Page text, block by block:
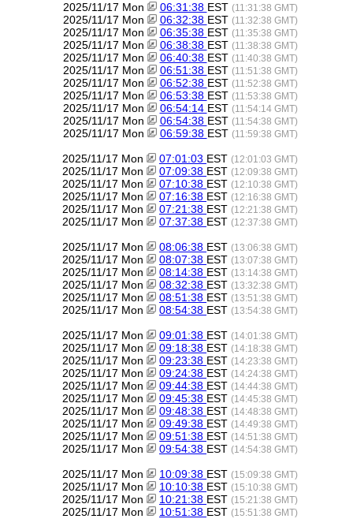
2025/11/17 Mon 06:31:38 EST (11:31:38 GMT)
2025/11/17 Mon 06:32:38 EST (11:32:38 GMT)
2025/11/17 Mon 06:35:38 EST (11:35:38 GMT)
2025/11/17 Mon 06:38:38 EST (11:38:38 GMT)
2025/11/17 Mon 06:40:38 EST (11:40:38 GMT)
2025/11/17 Mon 06:51:38 EST (11:51:38 GMT)
2025/11/17 Mon 06:52:38 EST (11:52:38 GMT)
2025/11/17 Mon 06:53:38 EST (11:53:38 GMT)
2025/11/17 Mon 06:54:14 EST (11:54:14 GMT)
2025/11/17 Mon 06:54:38 EST (11:54:38 GMT)
2025/11/17 Mon 06:59:38 EST (11:59:38 GMT)
2025/11/17 Mon 07:01:03 EST (12:01:03 GMT)
2025/11/17 Mon 07:09:38 EST (12:09:38 GMT)
2025/11/17 Mon 07:10:38 EST (12:10:38 GMT)
2025/11/17 Mon 07:16:38 EST (12:16:38 GMT)
2025/11/17 Mon 07:21:38 EST (12:21:38 GMT)
2025/11/17 Mon 07:37:38 EST (12:37:38 GMT)
2025/11/17 Mon 08:06:38 EST (13:06:38 GMT)
2025/11/17 Mon 08:07:38 EST (13:07:38 GMT)
2025/11/17 Mon 08:14:38 EST (13:14:38 GMT)
2025/11/17 Mon 08:32:38 EST (13:32:38 GMT)
2025/11/17 Mon 08:51:38 EST (13:51:38 GMT)
2025/11/17 Mon 08:54:38 EST (13:54:38 GMT)
2025/11/17 Mon 09:01:38 EST (14:01:38 GMT)
2025/11/17 Mon 09:18:38 EST (14:18:38 GMT)
2025/11/17 Mon 09:23:38 EST (14:23:38 GMT)
2025/11/17 Mon 09:24:38 EST (14:24:38 GMT)
2025/11/17 Mon 09:44:38 EST (14:44:38 GMT)
2025/11/17 Mon 09:45:38 EST (14:45:38 GMT)
2025/11/17 Mon 09:48:38 EST (14:48:38 GMT)
2025/11/17 Mon 09:49:38 EST (14:49:38 GMT)
2025/11/17 Mon 09:51:38 EST (14:51:38 GMT)
2025/11/17 Mon 09:54:38 EST (14:54:38 GMT)
2025/11/17 Mon 10:09:38 EST (15:09:38 GMT)
2025/11/17 Mon 10:10:38 EST (15:10:38 GMT)
2025/11/17 Mon 10:21:38 EST (15:21:38 GMT)
2025/11/17 Mon 10:51:38 EST (15:51:38 GMT)